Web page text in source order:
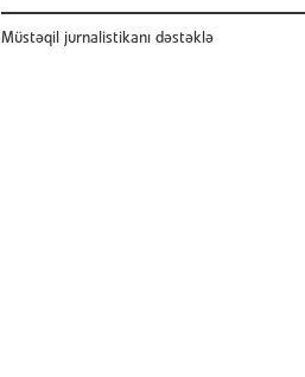
Müstəqil jurnalistikanı dəstəklə